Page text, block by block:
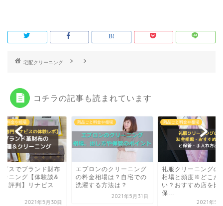
コチラの記事も読まれています
と料金や相場
ビスでブランド財布
ーニング【体験談&
ミ評判】リナビス
2021年5月30日
商品ごと料金や相場
エプロンのクリーニング
の料金相場は？自宅での
洗濯する方法は？
2021年5月31日
商品ごと料金や相場
礼服クリーニングの
相場と頻度※どこが
い？おすすめ店を比
保...
2021年5